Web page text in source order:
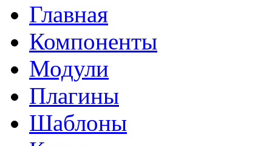
Главная
Компоненты
Модули
Плагины
Шаблоны